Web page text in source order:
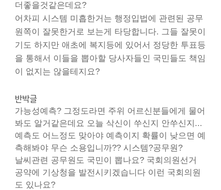
더좋을것같은데요?
어차피 시스템 미흡한거는 행정입법에 관련된 공무
원쪽이 잘못한거로 보는게 타당합니다. 그들 잘못이
기도 하지만 애초에 복지등에 있어서 정당한 투표등
을 통해서 이들을 뽑아할 당사자들인 국민들도 책임
이 없지는 않을테지요?
반박글
가능성예측? 그정도라면 주위 어르신분들에게 물어
봐도 알거같은데요 오늘 삭신이 쑤신지 안쑤신지...
예측도 어느정도 맞아야 예측이지 확률이 낮으면 예
측해봐야 무슨 소용입니까?? 시스템?공무원?
날씨관련 공무원도 국민이 뽑나요? 국회의원선거
공약에 기상청을 발전시키겠습니다 이런 국회의원
도 있나요?